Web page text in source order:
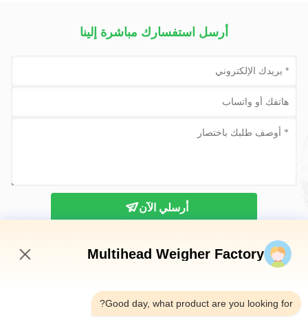
أرسل استفسارك مباشرة إلينا
أرسلي الآن
الهاتف：0086-18923335619
Multihead Weigher Factory
Good day, what product are you looking for?